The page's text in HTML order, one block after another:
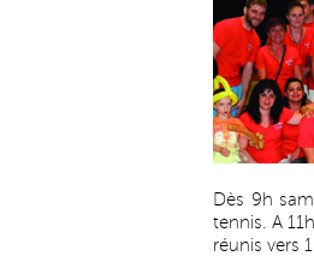
Dès 9h
tennis. A
réunis vers